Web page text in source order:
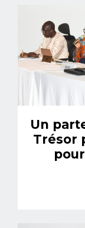
Un
Trésor